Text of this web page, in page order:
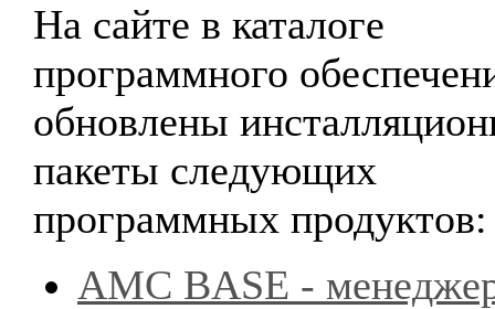
На сайте в каталоге
программного
обновлены
пакеты следующих
программных продуктов:
AMC BASE -